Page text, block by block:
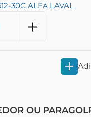
30C ALFA LAVAL
OU